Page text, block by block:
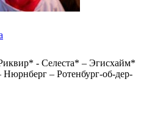
- Селеста* – Эгисхайм*
– Ротенбург-об-дер-